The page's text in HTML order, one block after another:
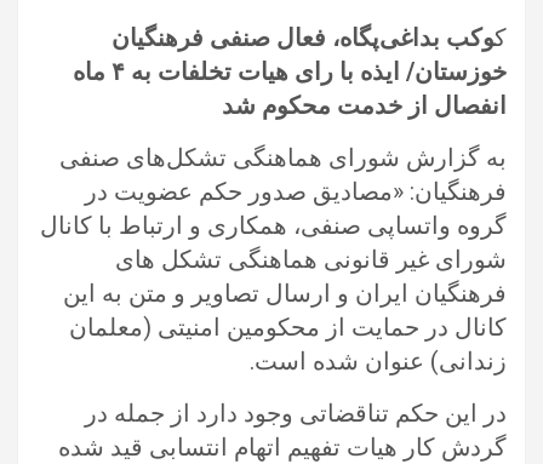
کوکب بداغی‌پگاه، فعال صنفی فرهنگیان
خوزستان/ ایذه با رای هیات تخلفات به ۴ ماه
انفصال از خدمت محکوم شد
به گزارش شورای هماهنگی تشکل‌های صنفی
فرهنگیان: «مصادیق صدور حکم عضویت در
گروه واتساپی صنفی، همکاری و ارتباط با کانال
شورای غیر قانونی هماهنگی تشکل های
فرهنگیان ایران و ارسال تصاویر و متن به این
کانال در حمایت از محکومین امنیتی (معلمان
زندانی) عنوان شده است.
در این حکم تناقضاتی وجود دارد از جمله در
گردش کار هیات تفهیم اتهام انتسابی قید شده